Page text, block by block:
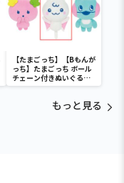
【たまごっち】【Bもんが
っち】たまごっち ボール
チェーン付きぬいぐるみ
～Tamagotchi
もっと見る